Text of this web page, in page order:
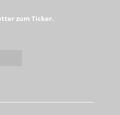
zum Ticker.